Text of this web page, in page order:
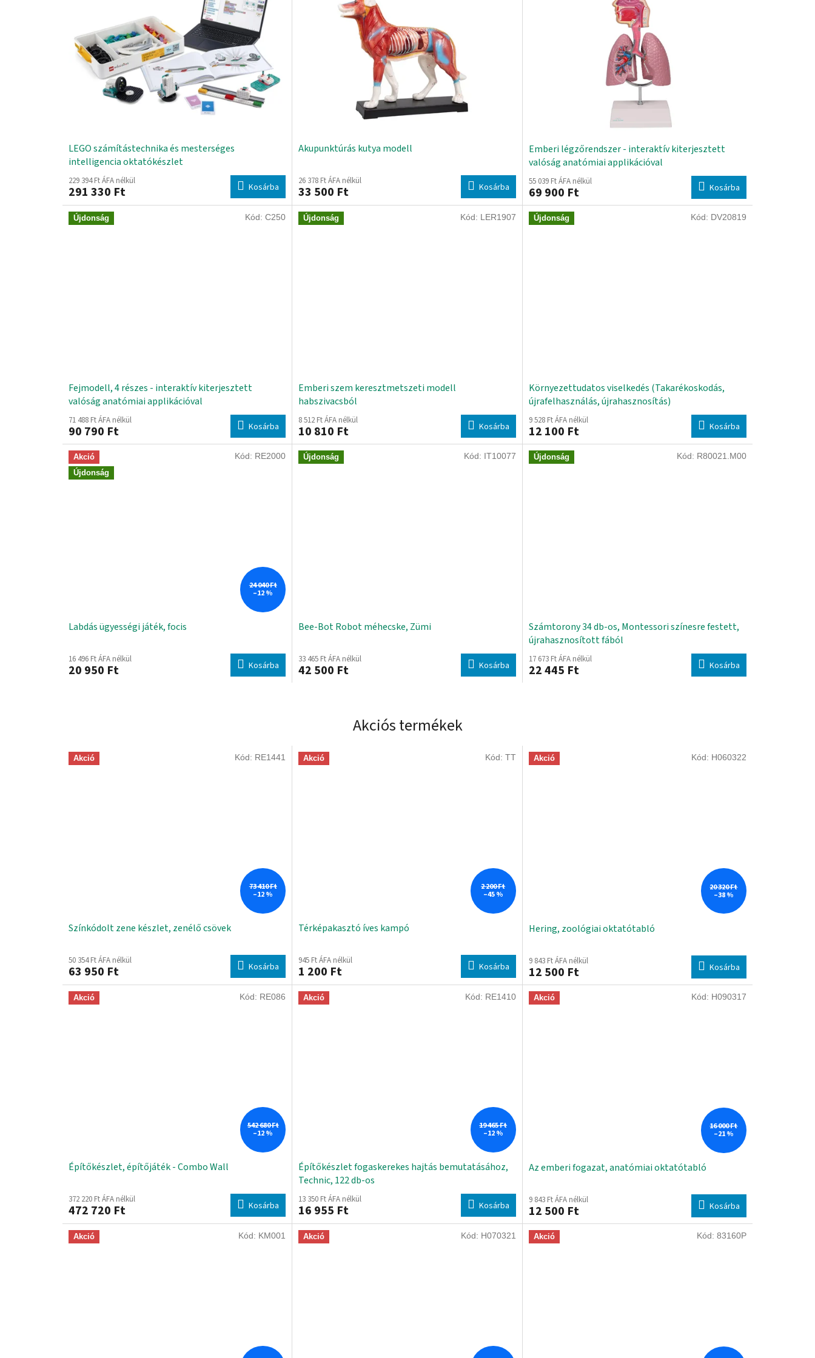
LEGO számítástechnika és mesterséges
intelligencia oktatókészlet
229 394 Ft ÁFA nélkül
291 330 Ft Kosárba
Akupunktúrás kutya modell
26 378 Ft ÁFA nélkül
33 500 Ft Kosárba
Emberi légzőrendszer - interaktív kiterjesztett
valóság anatómiai applikációval
55 039 Ft ÁFA nélkül
69 900 Ft Kosárba
Újdonság
Fejmodell, 4 részes - interaktív kiterjesztett
valóság anatómiai applikációval
71 488 Ft ÁFA nélkül
90 790 Ft Kosárba
Kód:C250 Újdonság
Emberi szem keresztmetszeti modell
habszivacsból
8 512 Ft ÁFA nélkül
10 810 Ft Kosárba
Kód: LER1907 Újdonság
Környezettudatos viselkedés (Takarékoskodás,
újrafelhasználás, újrahasznosítás)
9 528 Ft ÁFA nélkül
12 100 Ft Kosárba
Kód: DV20819
Akció
Újdonság
24 040 Ft
–12 %
Labdás ügyességi játék, focis
16 496 Ft ÁFA nélkül
20 950 Ft Kosárba
Kód: RE2000 Újdonság
Bee-Bot Robot méhecske, Zümi
33 465 Ft ÁFA nélkül
42 500 Ft Kosárba
Kód: IT10077 Újdonság
Számtorony 34 db-os, Montessori színesre festett,
újrahasznosított fából
17 673 Ft ÁFA nélkül
22 445 Ft Kosárba
Kód: R80021.M00
Akciós termékek
Akció
73 410 Ft
–12 %
Színkódolt zene készlet, zenélő csövek
50 354 Ft ÁFA nélkül
63 950 Ft Kosárba
Kód: RE1441 Akció
2 200 Ft
–45 %
Térképakasztó íves kampó
945 Ft ÁFA nélkül
1 200 Ft Kosárba
Kód: TT Akció
20 320 Ft
–38 %
Hering, zoológiai oktatótabló
9 843 Ft ÁFA nélkül
12 500 Ft Kosárba
Kód: H060322
Akció
542 680 Ft
–12 %
Építőkészlet, építőjáték - Combo Wall
372 220 Ft ÁFA nélkül
472 720 Ft Kosárba
Kód: RE086 Akció
19 465 Ft
–12 %
Építőkészlet fogaskerekes hajtás bemutatásához,
Technic, 122 db-os
13 350 Ft ÁFA nélkül
16 955 Ft Kosárba
Kód: RE1410 Akció
16 000 Ft
–21 %
Az emberi fogazat, anatómiai oktatótabló
9 843 Ft ÁFA nélkül
12 500 Ft Kosárba
Kód: H090317
Akció Kód: KM001 Akció Kód: H070321 Akció Kód: 83160P